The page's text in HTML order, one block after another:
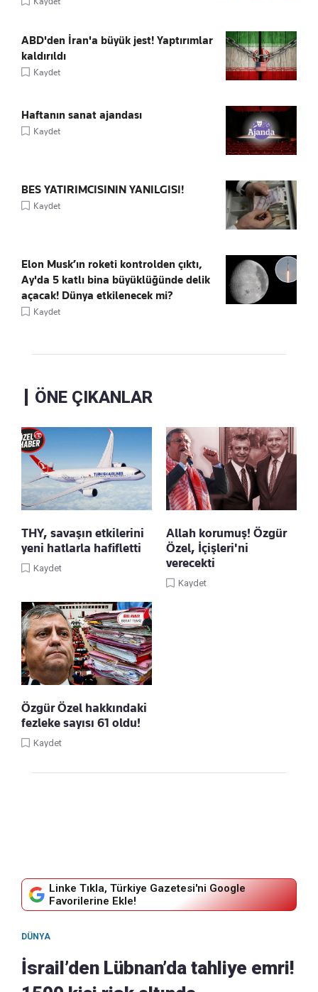
ABD'den İran'a büyük jest! Yaptırımlar
kaldırıldı
Kaydet
Haftanın sanat ajandası
Kaydet
BES YATIRIMCISININ YANILGISI!
Kaydet
Elon Musk’ın roketi kontrolden çıktı,
Ay'da 5 katlı bina büyüklüğünde delik
açacak! Dünya etkilenecek mi?
Kaydet
ÖNE ÇIKANLAR
THY, savaşın etkilerini
yeni hatlarla hafifletti
Kaydet
Allah korumuş! Özgür
Özel, İçişleri'ni
verecekti
Kaydet
Özgür Özel hakkındaki
fezleke sayısı 61 oldu!
Kaydet
Linke Tıkla, Türkiye Gazetesi'ni Google
Favorilerine Ekle!
DÜNYA
İsrail’den Lübnan’da tahliye emri!